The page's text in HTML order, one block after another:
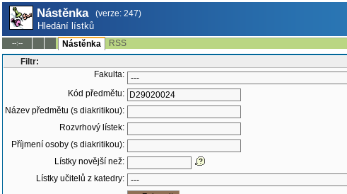
Nástěnka (verze: 247)
Hledání lístků
--:-- Nástěnka
RSS
Filtr:
Fakulta:
Kód předmětu:
Název předmětu (s diakritikou):
Rozvrhový lístek:
Příjmení osoby (s diakritikou):
Lístky novější než:
Lístky učitelů z katedry: